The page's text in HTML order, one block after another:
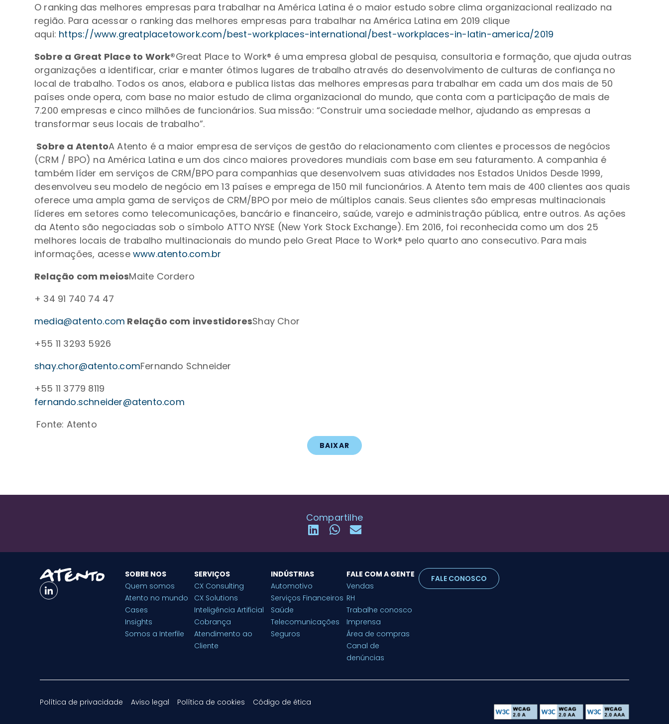
O ranking das melhores empresas para trabalhar na América Latina é o maior estudo sobre clima organizacional realizado na
região. Para acessar o ranking das melhores empresas para trabalhar na América Latina em 2019 clique
aqui: https://www.greatplacetowork.com/best-workplaces-international/best-workplaces-in-latin-america/2019
Sobre a Great Place to Work®Great Place to Work® é uma empresa global de pesquisa, consultoria e formação, que ajuda outras
organizações a identificar, criar e manter ótimos lugares de trabalho através do desenvolvimento de culturas de confiança no
local de trabalho. Todos os anos, elabora e publica listas das melhores empresas para trabalhar em cada um dos mais de 50
países onde opera, com base no maior estudo de clima organizacional do mundo, que conta com a participação de mais de
7.200 empresas e cinco milhões de funcionários. Sua missão: “Construir uma sociedade melhor, ajudando as empresas a
transformar seus locais de trabalho”.
Sobre a AtentoA Atento é a maior empresa de serviços de gestão do relacionamento com clientes e processos de negócios
(CRM / BPO) na América Latina e um dos cinco maiores provedores mundiais com base em seu faturamento. A companhia é
também líder em serviços de CRM/BPO para companhias que desenvolvem suas atividades nos Estados Unidos Desde 1999,
desenvolveu seu modelo de negócio em 13 países e emprega de 150 mil funcionários. A Atento tem mais de 400 clientes aos quais
oferece uma ampla gama de serviços de CRM/BPO por meio de múltiplos canais. Seus clientes são empresas multinacionais
líderes em setores como telecomunicações, bancário e financeiro, saúde, varejo e administração pública, entre outros. As ações
da Atento são negociadas sob o símbolo ATTO NYSE (New York Stock Exchange). Em 2016, foi reconhecida como um dos 25
melhores locais de trabalho multinacionais do mundo pelo Great Place to Work® pelo quarto ano consecutivo. Para mais
informações, acesse www.atento.com.br
Relação com meiosMaite Cordero
+ 34 91 740 74 47
media@atento.com Relação com investidoresShay Chor
+55 11 3293 5926
shay.chor@atento.comFernando Schneider
+55 11 3779 8119
fernando.schneider@atento.com
Fonte: Atento
BAIXAR
Compartilhe
SOBRE NOS
Quem somos
Atento no mundo
Cases
Insights
Somos a Interfile
SERVIÇOS
CX Consulting
CX Solutions
Inteligência Artificial
Cobrança
Atendimento ao
Cliente
INDÚSTRIAS
Automotivo
Serviços Financeiros
Saúde
Telecomunicações
Seguros
FALE COM A GENTE
Vendas
RH
Trabalhe conosco
Imprensa
Área de compras
Canal de
denúncias
FALE CONOSCO
Política de privacidade Aviso legal Política de cookies Código de ética